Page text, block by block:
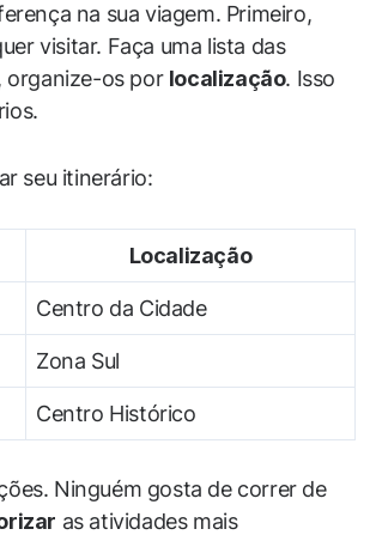
na sua viagem. Primeiro,
visitar. Faça uma lista das
organize-os por localização. Isso
seu itinerário:
Localização
Centro da Cidade
Zona Sul
Centro Histórico
Ninguém gosta de correr de
as atividades mais